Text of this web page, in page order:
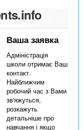
Ваша заявка
Адміністрація
школи отримає Ваш
контакт.
Найближчим
робочий час з Вами
зв'яжуться,
розкажуть
детальніше про
навчання і якщо